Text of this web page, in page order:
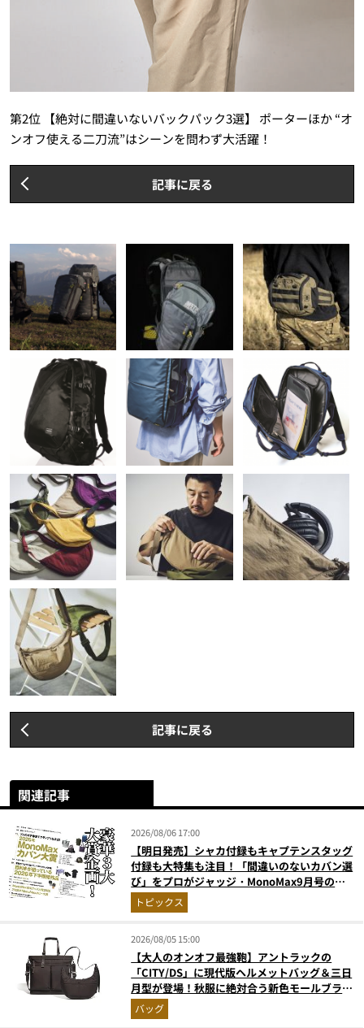
第2位 【絶対に間違いないバックパック3選】 ポーターほか “オ
ンオフ使える二刀流”はシーンを問わず大活躍！
記事に戻る
記事に戻る
関連記事
2026/08/06 17:00
【明日発売】シャカ付録もキャプテンスタッグ
付録も大特集も注目！「間違いのないカバン選
び」をプロがジャッジ・MonoMax9月号の目
次を公開
トピックス
2026/08/05 15:00
【大人のオンオフ最強鞄】アントラックの
「CITY/DS」に現代版ヘルメットバッグ＆三日
月型が登場！秋服に絶対合う新色モールブラウ
ンが傑作
バッグ